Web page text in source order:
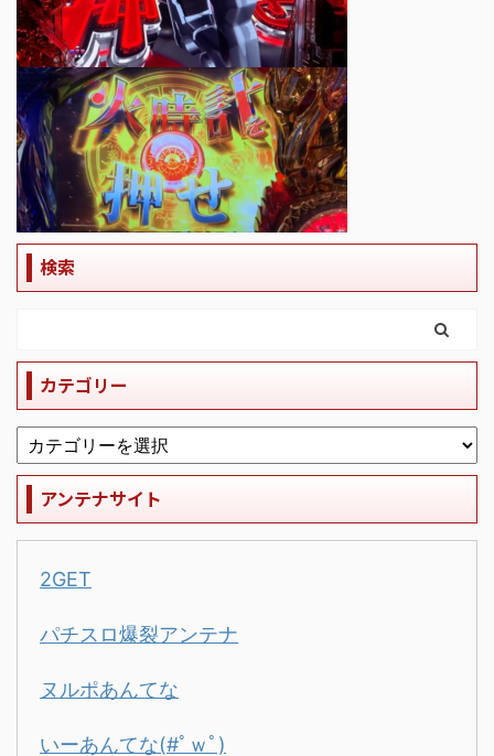
検索
カテゴリー
アンテナサイト
2GET
パチスロ爆裂アンテナ
ヌルポあんてな
いーあんてな(#ﾟｗﾟ)